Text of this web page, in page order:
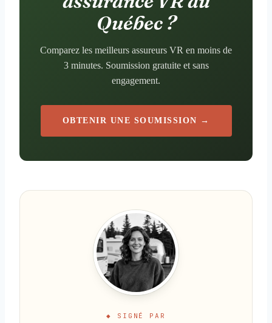
Québec ?
Comparez les meilleurs assureurs VR en moins de
3 minutes. Soumission gratuite et sans
engagement.
OBTENIR UNE SOUMISSION →
◆ SIGNÉ PAR